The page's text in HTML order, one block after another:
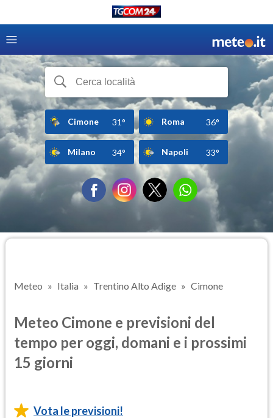
Cimone 31° Roma 36°
Milano 34° Napoli 33°
Meteo Italia Trentino Alto Adige Cimone
Meteo Cimone e previsioni del
tempo per oggi, domani e i prossimi
15 giorni
Vota le previsioni!